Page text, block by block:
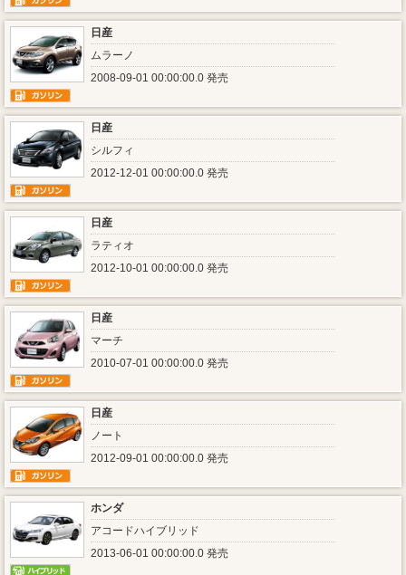
日産
ムラーノ
2008-09-01 00:00:00.0 発売
日産
シルフィ
2012-12-01 00:00:00.0 発売
日産
ラティオ
2012-10-01 00:00:00.0 発売
日産
マーチ
2010-07-01 00:00:00.0 発売
日産
ノート
2012-09-01 00:00:00.0 発売
ホンダ
アコードハイブリッド
2013-06-01 00:00:00.0 発売